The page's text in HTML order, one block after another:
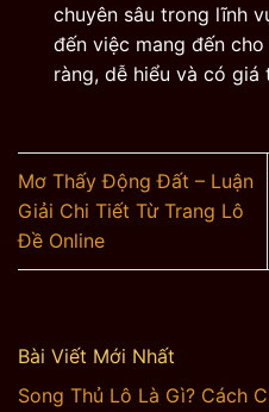
chuyên sâu trong lĩnh
đến việc mang đến
ràng, dễ hiểu và có giá
Mơ Thấy Động Đất – Luận
Giải Chi Tiết Từ Trang Lô
Đề Online
Bài Viết Mới Nhất
Song Thủ Lô Là Gì? Cách